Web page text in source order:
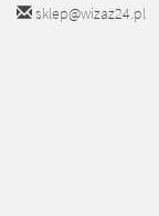
sklep@wizaz24.pl